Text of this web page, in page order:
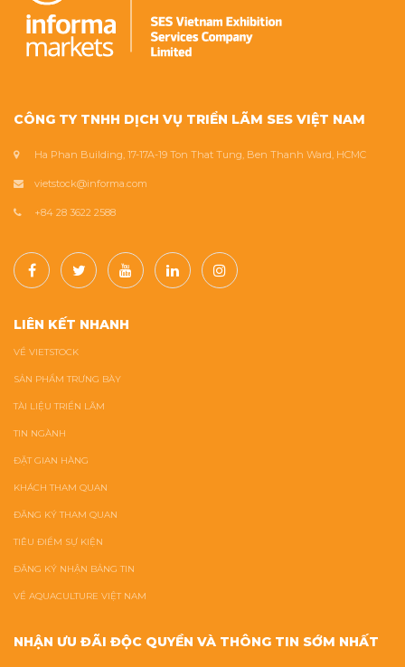
CÔNG TY TNHH DỊCH VỤ TRIỂN LÃM SES VIỆT NAM
Ha Phan Building, 17-17A-19 Ton That Tung, Ben Thanh Ward, HCMC
vietstock@informa.com
+84 28 3622 2588
LIÊN KẾT NHANH
VỀ VIETSTOCK
SẢN PHẨM TRƯNG BÀY
TÀI LIỆU TRIỂN LÃM
TIN NGÀNH
ĐẶT GIAN HÀNG
KHÁCH THAM QUAN
ĐĂNG KÝ THAM QUAN
TIÊU ĐIỂM SỰ KIỆN
ĐĂNG KÝ NHẬN BẢNG TIN
VỀ AQUACULTURE VIỆT NAM
NHẬN ƯU ĐÃI ĐỘC QUYỀN VÀ THÔNG TIN SỚM NHẤT